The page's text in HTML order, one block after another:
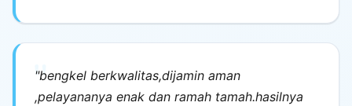
"bengkel berkwalitas,dijamin aman
,pelayananya enak dan ramah tamah.hasilnya